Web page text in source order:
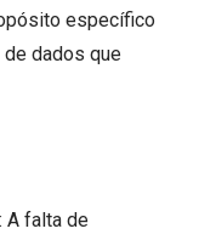
específico
dados que
A falta de